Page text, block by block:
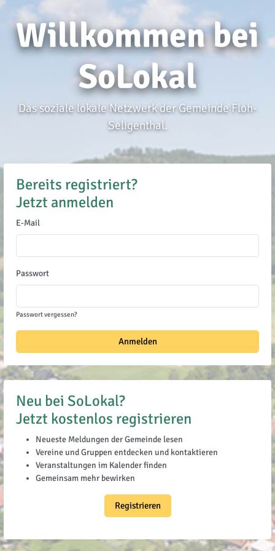
Willkommen bei
SoLokal
Das soziale lokale Netzwerk der Gemeinde Floh-
Seligenthal.
Bereits registriert?
Jetzt anmelden
E-Mail
Passwort
Passwort vergessen?
Anmelden
Neu bei SoLokal?
Jetzt kostenlos registrieren
Neueste Meldungen der Gemeinde lesen
Vereine und Gruppen entdecken und kontaktieren
Veranstaltungen im Kalender finden
Gemeinsam mehr bewirken
Registrieren